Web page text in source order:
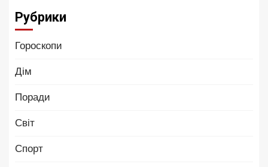
Рубрики
Гороскопи
Дім
Поради
Світ
Спорт